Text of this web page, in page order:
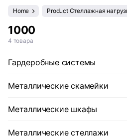
Home Product Стеллажная
1000
4 товара
Гардеробные системы
Металлические скамейки
Металлические шкафы
Металлические стеллажи